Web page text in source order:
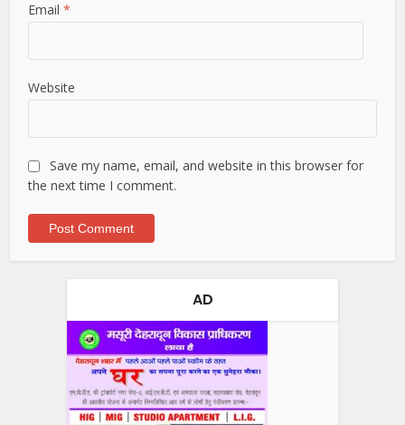
Email*
Website
Save my name, email, and website in this browser for
the next time I comment.
AD